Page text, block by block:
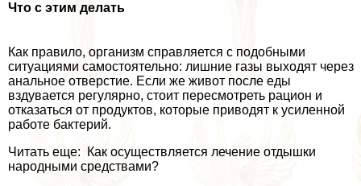
Что с этим делать
Как правило, организм справляется с подобными
ситуациями самостоятельно: лишние газы выходят через
aнaльное отверстие. Если же живот после еды
вздувается регулярно, стоит пересмотреть рацион и
отказаться от продуктов, которые приводят к усиленной
работе бактерий.
Читать еще: Как осуществляется лечение отдышки
народными средствами?